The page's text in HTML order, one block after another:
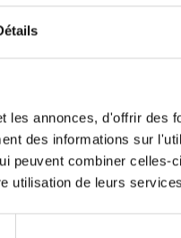
les annonces, d'offrir des
des informations sur
peuvent combiner celles-
utilisation de leurs